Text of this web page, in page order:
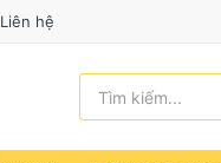
Liên hệ